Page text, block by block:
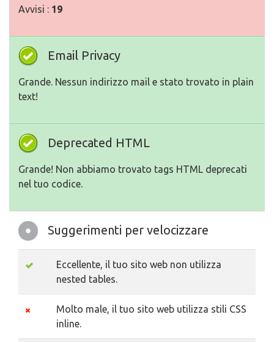
Avvisi : 19
Email Privacy
Grande. Nessun indirizzo mail e stato trovato in plain
text!
Deprecated HTML
Grande! Non abbiamo trovato tags HTML deprecati
nel tuo codice.
Suggerimenti per velocizzare
Eccellente, il tuo sito web non utilizza
nested tables.
Molto male, il tuo sito web utilizza stili CSS
inline.